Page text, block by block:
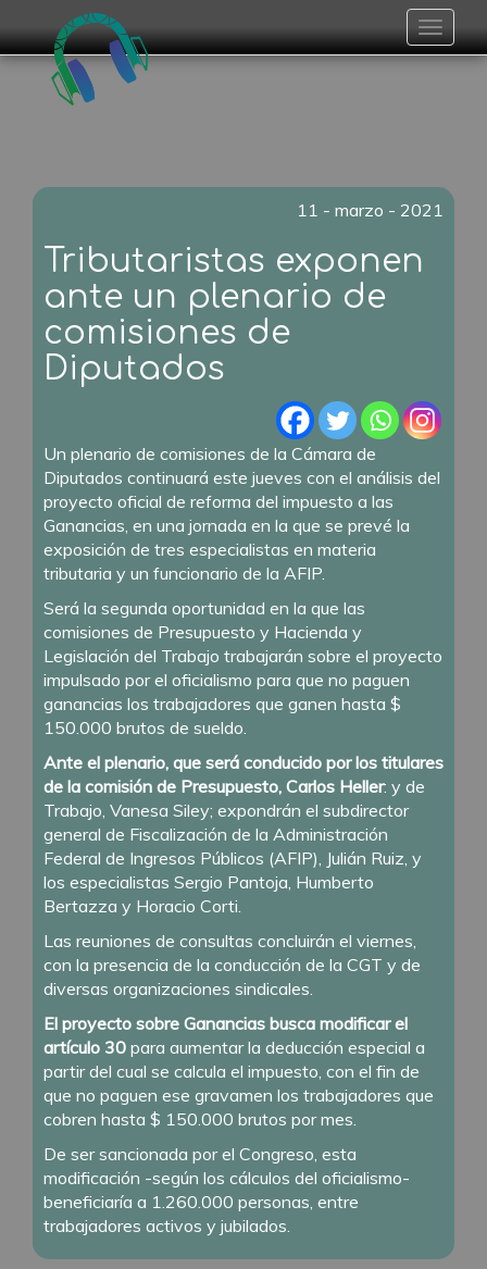
Toggle
11 - marzo - 2021
Tributaristas exponen
ante un plenario de
comisiones de
Diputados
Un plenario de comisiones de la Cámara de
Diputados continuará este jueves con el análisis del
proyecto oficial de reforma del impuesto a las
Ganancias, en una jornada en la que se prevé la
exposición de tres especialistas en materia
tributaria y un funcionario de la AFIP.
Será la segunda oportunidad en la que las
comisiones de Presupuesto y Hacienda y
Legislación del Trabajo trabajarán sobre el proyecto
impulsado por el oficialismo para que no paguen
ganancias los trabajadores que ganen hasta $
150.000 brutos de sueldo.
Ante el plenario, que será conducido por los titulares
de la comisión de Presupuesto, Carlos Heller: y de
Trabajo, Vanesa Siley; expondrán el subdirector
general de Fiscalización de la Administración
Federal de Ingresos Públicos (AFIP), Julián Ruiz, y
los especialistas Sergio Pantoja, Humberto
Bertazza y Horacio Corti.
Las reuniones de consultas concluirán el viernes,
con la presencia de la conducción de la CGT y de
diversas organizaciones sindicales.
El proyecto sobre Ganancias busca modificar el
artículo 30 para aumentar la deducción especial a
partir del cual se calcula el impuesto, con el fin de
que no paguen ese gravamen los trabajadores que
cobren hasta $ 150.000 brutos por mes.
De ser sancionada por el Congreso, esta
modificación -según los cálculos del oficialismo-
beneficiaría a 1.260.000 personas, entre
trabajadores activos y jubilados.